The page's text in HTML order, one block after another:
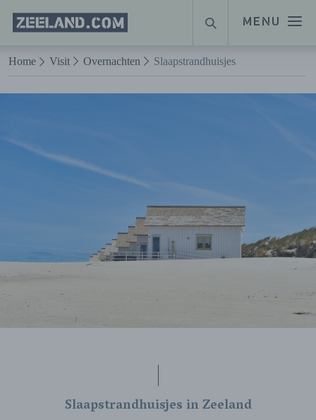
Naar hoofdinhoud
MENU
Homepage
Zeeland.com
ZOEKEN
Home Visit Overnachten Slaapstrandhuisjes
Slaapstrandhuisjes in Zeeland